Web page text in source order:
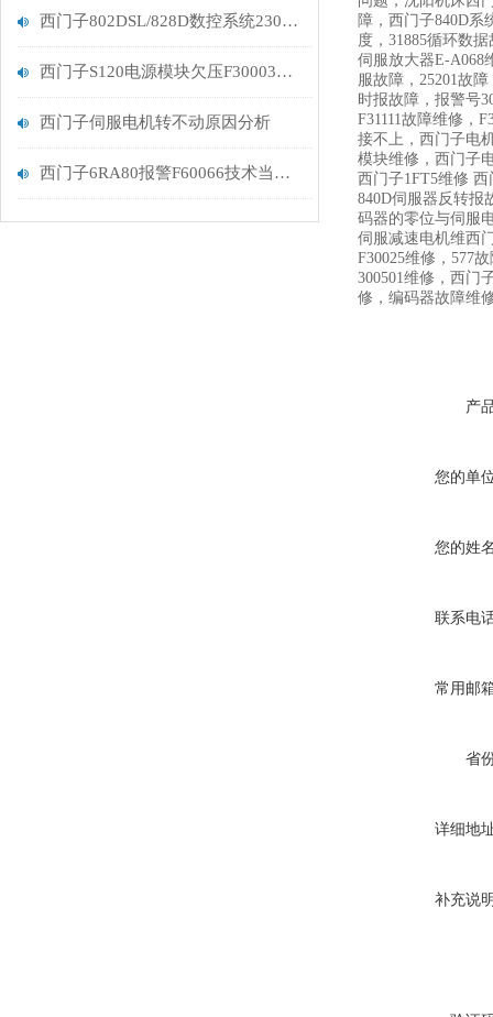
西门子802DSL/828D数控系统230005功率单元过载分析
西门子S120电源模块欠压F30003故障维修解决
西门子伺服电机转不动原因分析
西门子6RA80报警F60066技术当天修好技巧
障，西门子840D系
度，31885循环数
伺服放大器E-A068
服故障，25201故
时报故障，报警号
F31111故障维修，
接不上，西门子电
模块维修，西门子
西门子1FT5维修
840D伺服器反转报
码器的零位与伺服
伺服减速电机维西
F30025维修，577
300501维修，西门
修，编码器故障维
产
您的单
您的姓
联系电
常用邮
省
详细地
补充说